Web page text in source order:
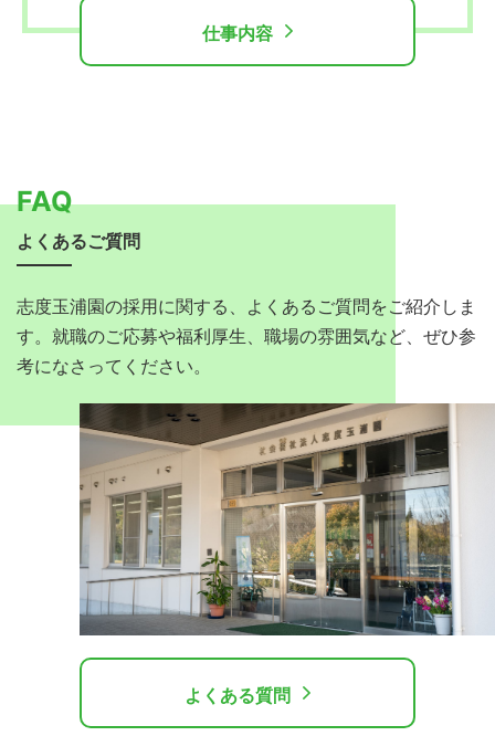
仕事内容
FAQ
よくあるご質問
志度玉浦園の採用に関する、よくあるご質問をご紹介しま
す。就職のご応募や福利厚生、職場の雰囲気など、ぜひ参
考になさってください。
よくある質問